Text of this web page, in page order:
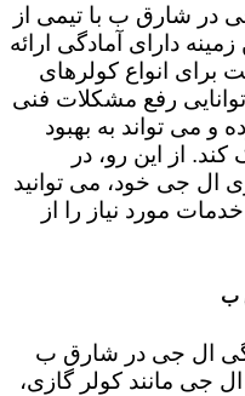
در شارق ب با تیمی از
دارای آمادگی ارائه
برای انواع کولرهای
رفع مشکلات فنی
و می تواند به بهبود
از این رو، در
ال جی خود، می توانید
مورد نیاز را از
ب
ال جی در شارق ب
جی مانند کولر گازی،